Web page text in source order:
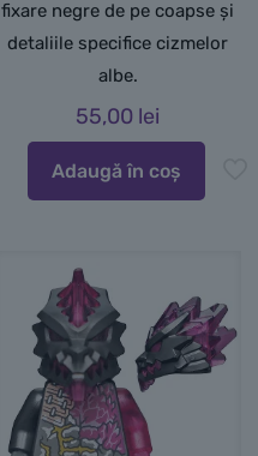
fixare negre de pe coapse și
detaliile specifice cizmelor
albe.
55,00 lei
Adaugă în coș